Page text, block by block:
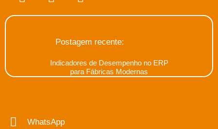
Postagem recente:
Indicadores de Desempenho no ERP
para Fábricas Modernas
WhatsApp